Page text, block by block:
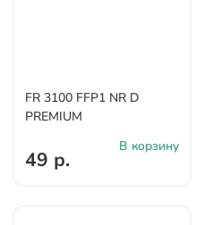
FR 3100 FFP1 NR D
PREMIUM
49 р.
В корзину